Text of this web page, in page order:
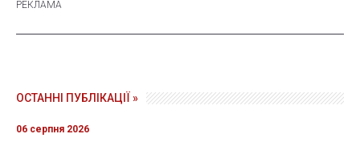
ОСТАННІ ПУБЛІКАЦІЇ »
06 серпня 2026